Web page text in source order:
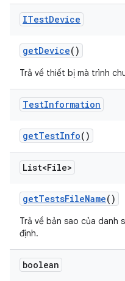
ITestDevice
getDevice()
Trả về thiết bị mà trình
TestInformation
getTestInfo()
List<File>
getTestsFileName()
Trả về bản sao của danh
định.
boolean